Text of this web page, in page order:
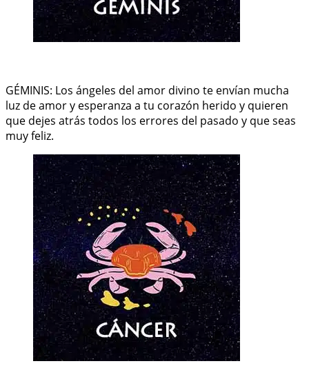
GÉMINIS: Los ángeles del amor divino te envían mucha
luz de amor y esperanza a tu corazón herido y quieren
que dejes atrás todos los errores del pasado y que seas
muy feliz.